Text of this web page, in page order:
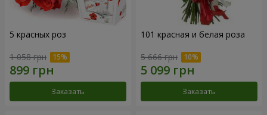
5 красных роз
1 058 грн
Заказать
101 красная и белая роза
5 666 грн
Заказать